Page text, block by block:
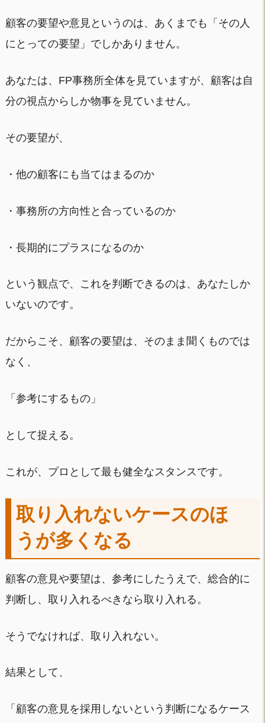
顧客の要望や意見というのは、あくまでも「その人
にとっての要望」でしかありません。
あなたは、FP事務所全体を見ていますが、顧客は自
分の視点からしか物事を見ていません。
その要望が、
・他の顧客にも当てはまるのか
・事務所の方向性と合っているのか
・長期的にプラスになるのか
という観点で、これを判断できるのは、あなたしか
いないのです。
だからこそ、顧客の要望は、そのまま聞くものでは
なく、
「参考にするもの」
として捉える。
これが、プロとして最も健全なスタンスです。
取り入れないケースのほ
うが多くなる
顧客の意見や要望は、参考にしたうえで、総合的に
判断し、取り入れるべきなら取り入れる。
そうでなければ、取り入れない。
結果として、
「顧客の意見を採用しないという判断になるケース